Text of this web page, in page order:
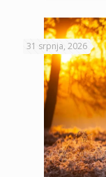
31 srpnja, 2026